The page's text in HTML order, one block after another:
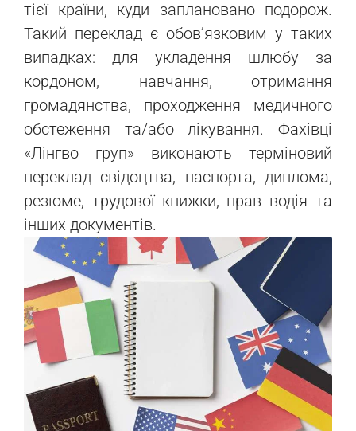
тієї країни, куди заплановано подорож.
Такий переклад є обов’язковим у таких
випадках: для укладення шлюбу за
кордоном, навчання, отримання
громадянства, проходження медичного
обстеження та/або лікування. Фахівці
«Лінгво груп» виконають терміновий
переклад свідоцтва, паспорта, диплома,
резюме, трудової книжки, прав водія та
інших документів.